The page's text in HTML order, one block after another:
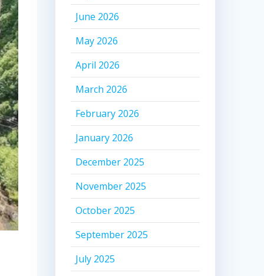
June 2026
May 2026
April 2026
March 2026
February 2026
January 2026
December 2025
November 2025
October 2025
September 2025
July 2025